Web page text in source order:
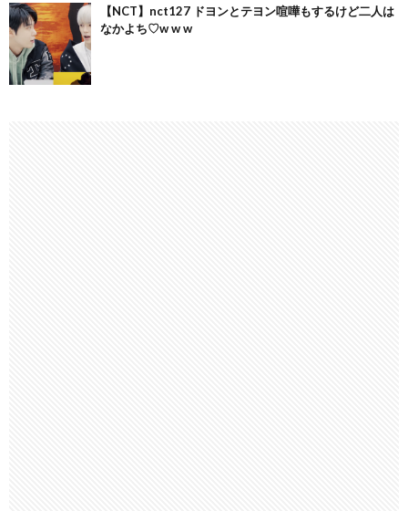
【NCT】nct127 ドヨンとテヨン喧嘩もするけど二人は
なかよち♡w w w